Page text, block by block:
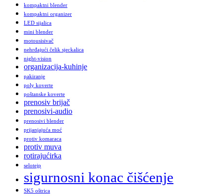
kompaktni blender
kompaktni organizer
LED sijalica
mini blender
motousisivač
nehrđajući čelik sjeckalica
night-vision
organizacija-kuhinje
pakiranje
poly koverte
poštanske koverte
prenosiv brijač
prenosivi-audio
prenosivi blender
prijanjajuća moć
protiv komaraca
protiv muva
rotirajućirka
selotejp
sigurnosni konac čišćenje
SK5 oštrica